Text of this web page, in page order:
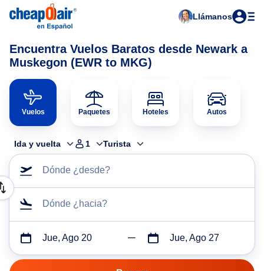
Llámanos
Encuentra Vuelos Baratos desde Newark a
Muskegon (EWR to MKG)
Vuelos Paquetes Hoteles Autos
Ida y vuelta 1 Turista
Dónde ¿desde?
Dónde ¿hacia?
Jue, Ago 20 Jue, Ago 27